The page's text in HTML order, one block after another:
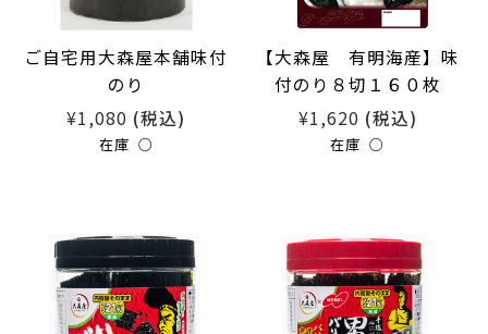
ご自宅用大森屋本舗味付
のり
¥1,080 (税込)
在庫 ○
【大森屋 有明海産】味
付のり８切１６０枚
¥1,620 (税込)
在庫 ○